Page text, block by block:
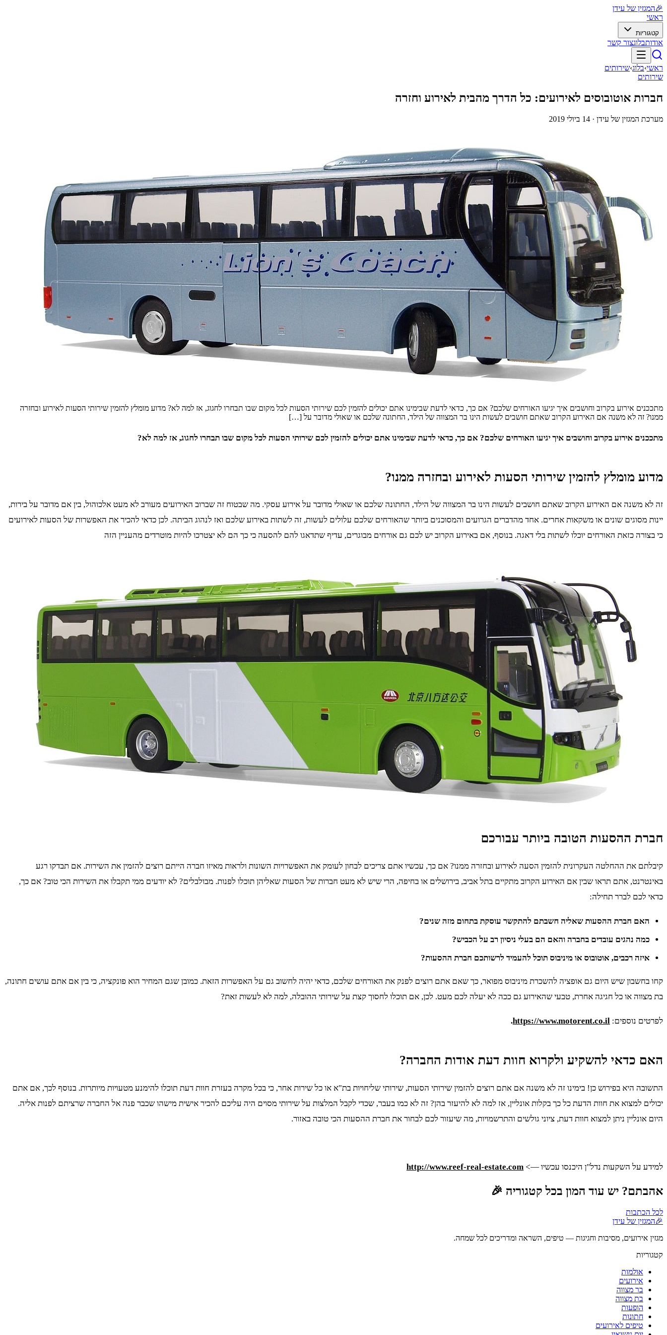
🎉המגזין של עידן
ראשי
קטגוריות
אודותבלוגצור קשר
ראשי›בלוג›שירותים
שירותים
חברות אוטובוסים לאירועים: כל הדרך מהבית לאירוע וחזרה
מערכת המגזין של עידן · 14 ביולי 2019
מתככנים אירוע בקרוב וחושבים איך יגיעו האורחים שלכם? אם כך, כדאי לדעת שבימינו אתם יכולים להזמין לכם שירותי הסעות לכל מקום שבו תבחרו לחגוג, אז למה לא? מדוע מומלץ להזמין שירותי הסעות לאירוע ובחזרה
ממנו? זה לא משנה אם האירוע הקרוב שאתם חושבים לעשות הינו בר המצווה של הילד, החתונה שלכם או שאולי מדובר על […]
מתככנים אירוע בקרוב וחושבים איך יגיעו האורחים שלכם? אם כך, כדאי לדעת שבימינו אתם יכולים להזמין לכם שירותי הסעות לכל מקום שבו תבחרו לחגוג, אז למה לא?
מדוע מומלץ להזמין שירותי הסעות לאירוע ובחזרה ממנו?
זה לא משנה אם האירוע הקרוב שאתם חושבים לעשות הינו בר המצווה של הילד, החתונה שלכם או שאולי מדובר על אירוע עסקי. מה שבטוח זה שברוב האירועים מעורב לא מעט אלכוהול, בין אם מדובר על בירות,
יינות מסוגים שונים או משקאות אחרים. אחד מהדברים הגרועים והמסוכנים ביותר שהאורחים שלכם עלולים לעשות, זה לשתות באירוע שלכם ואז לנהוג הביתה. לכן כדאי להכיר את האפשרות של הסעות לאירועים
כי בצורה כזאת האורחים יוכלו לשתות בלי דאגה. בנוסף, אם באירוע הקרוב יש לכם גם אורחים מבוגרים, עדיף שתדאגו להם להסעה כי כך הם לא יצטרכו להיות מוטרדים מהעניין הזה
חברת ההסעות הטובה ביותר עבורכם
קיבלתם את ההחלטה העקרונית להזמין הסעה לאירוע ובחזרה ממנו? אם כך, עכשיו אתם צריכים לבחון לעומק את האפשרויות השונות ולראות מאיזו חברה הייתם רוצים להזמין את השירות. אם תבדקו רגע
באינטרנט, אתם תראו שבין אם האירוע הקרוב מתקיים בתל אביב, בירושלים או בחיפה, הרי שיש לא מעט חברות של הסעות שאליהן תוכלו לפנות. מבולבלים? לא יודעים ממי תקבלו את השירות הכי טוב? אם כך,
כדאי לכם לברר תחילה:
האם חברת ההסעות שאליה חשבתם להתקשר עוסקת בתחום מזה שנים?
כמה נהגים עובדים בחברה והאם הם בעלי ניסיון רב על הכביש?
איזה רכבים, אוטובוס או מיניבוס תוכל להעמיד לרשותכם חברת ההסעות?
קחו בחשבון שיש היום גם אופציה להשכרת מיניבוס מפואר, כך שאם אתם רוצים לפנק את האורחים שלכם, כדאי יהיה לחשוב גם על האפשרות הזאת. כמובן שגם המחיר הוא פונקציה, כי בין אם אתם עושים חתונה,
בת מצווה או כל חגיגה אחרת, טבעי שהאירוע גם ככה לא יעלה לכם מעט. לכן, אם תוכלו לחסוך קצת על שירותי ההובלה, למה לא לעשות זאת?
לפרטים נוספים: https://www.motorent.co.il
.
האם כדאי להשקיע ולקרוא חוות דעת אודות החברה?
התשובה היא בפירוש כן! בימינו זה לא משנה אם אתם רוצים להזמין שירותי הסעות, שירותי שליחויות בת"א או כל שירות אחר, כי בכל מקרה בעזרת חוות דעת תוכלו להימנע מטעויות מיותרות. בנוסף לכך, אם אתם
יכולים למצוא את חוות הדעת כל כך בקלות אונליין, אז למה לא להיעזר בהן? זה לא כמו בעבר, שכדי לקבל המלצות על שירותי מסוים היה עליכם להכיר אישית מישהו שכבר פנה אל החברה שרציתם לפנות אליה.
היום אונליין ניתן למצוא חוות דעת, ציוני גולשים והתרשמויות, מה שיעזור לכם לבחור את חברת ההסעות הכי טובה באזור.
למידע על השקעות נדל"ן היכנסו עכשיו —> http://www.reef-real-estate.com
אהבתם? יש עוד המון בכל קטגוריה 🎉
לכל הכתבות
🎉המגזין של עידן
מגזין אירועים, מסיבות וחגיגות — טיפים, השראה ומדריכים לכל שמחה.
קטגוריות
אולמות
אירועים
בר מצווה
בת מצווה
הופעות
חתונות
טיפים לאירועים